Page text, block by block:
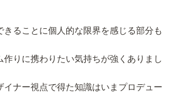
きることに個人的な限界を感じる部分も
作りに携わりたい気持ちが強くありまし
イナー視点で得た知識はいまプロデュー